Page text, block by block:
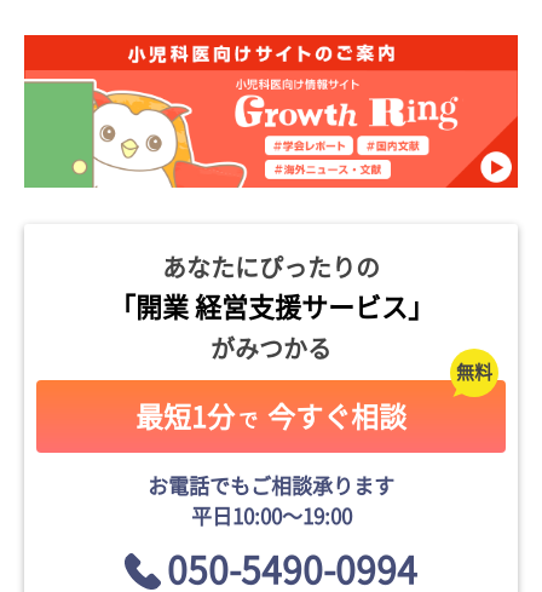
あなたにぴったりの
「開業 経営支援サービス」
がみつかる
最短1分 で 今すぐ相談
お電話でもご相談承ります
平日10:00〜19:00
050-5490-0994